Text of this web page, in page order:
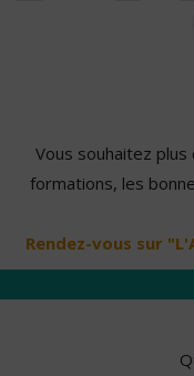
Vous souhaitez
formations, les
Rendez-vous sur